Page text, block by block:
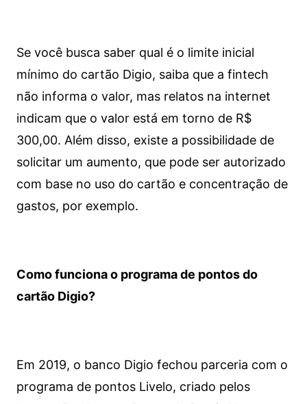
Se você busca saber qual é o limite inicial
mínimo do cartão Digio, saiba que a fintech
não informa o valor, mas relatos na internet
indicam que o valor está em torno de R$
300,00. Além disso, existe a possibilidade de
solicitar um aumento, que pode ser autorizado
com base no uso do cartão e concentração de
gastos, por exemplo.
Como funciona o programa de pontos do
cartão Digio?
Em 2019, o banco Digio fechou parceria com o
programa de pontos Livelo, criado pelos